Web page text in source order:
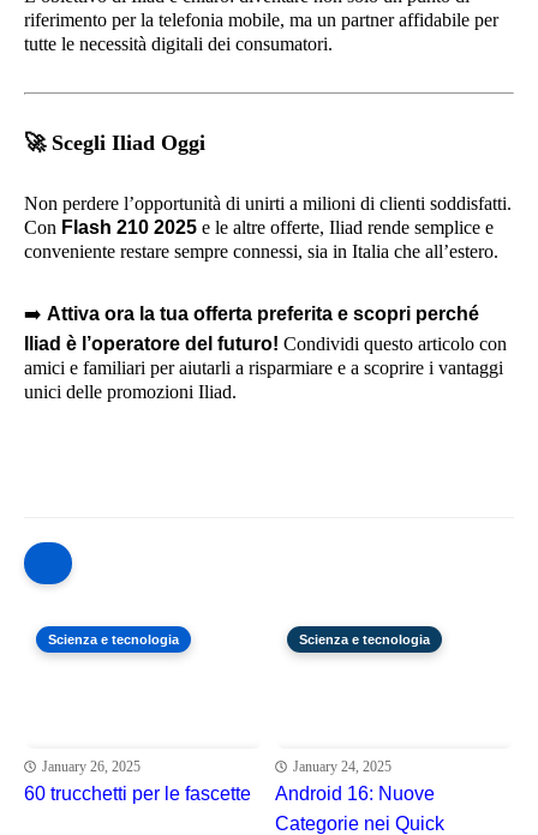
riferimento per la telefonia mobile, ma un partner affidabile per
tutte le necessità digitali dei consumatori.
🚀Scegli Iliad Oggi
Non perdere l’opportunità di unirti a milioni di clienti soddisfatti.
Con Flash 210 2025 e le altre offerte, Iliad rende semplice e
conveniente restare sempre connessi, sia in Italia che all’estero.
➡️ Attiva ora la tua offerta preferita e scopri perché
Iliad è l’operatore del futuro! Condividi questo articolo con
amici e familiari per aiutarli a risparmiare e a scoprire i vantaggi
unici delle promozioni Iliad.
Scienza e tecnologia
January 26, 2025
60 trucchetti per le fascette
Scienza e tecnologia
January 24, 2025
Android 16: Nuove
Categorie nei Quick